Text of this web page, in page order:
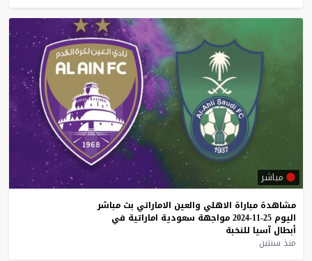
مباشر
مشاهدة مباراة الاهلي والعين الاماراتي بث مباشر
اليوم 25-11-2024 مواجهة سعودية اماراتية في
أبطال آسيا للنخبة
منذ سنتين